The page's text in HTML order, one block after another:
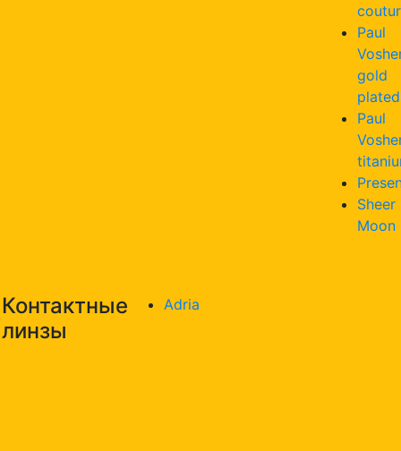
Paul
gold
plated
Paul
Sheer
Moon
Контактные
линзы
Adria